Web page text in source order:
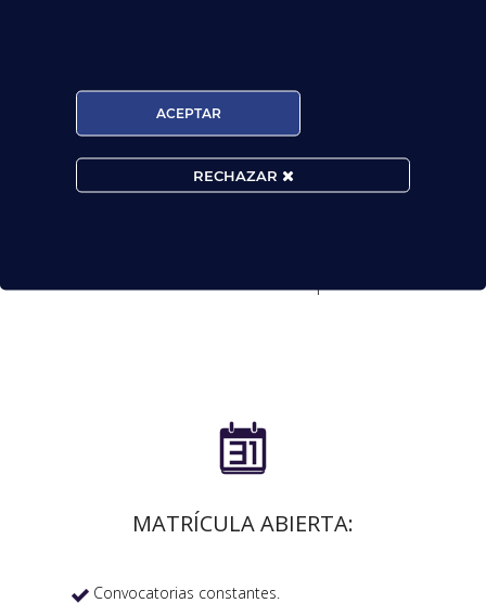

MATRÍCULA ABIERTA:
 Convocatorias constantes.
ACEPTAR
RECHAZAR